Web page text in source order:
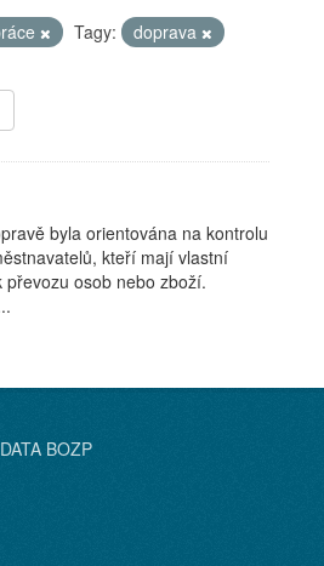
Tagy:
doprava
byla orientována na kontrolu
kteří mají vlastní
osob nebo zboží.
BOZP